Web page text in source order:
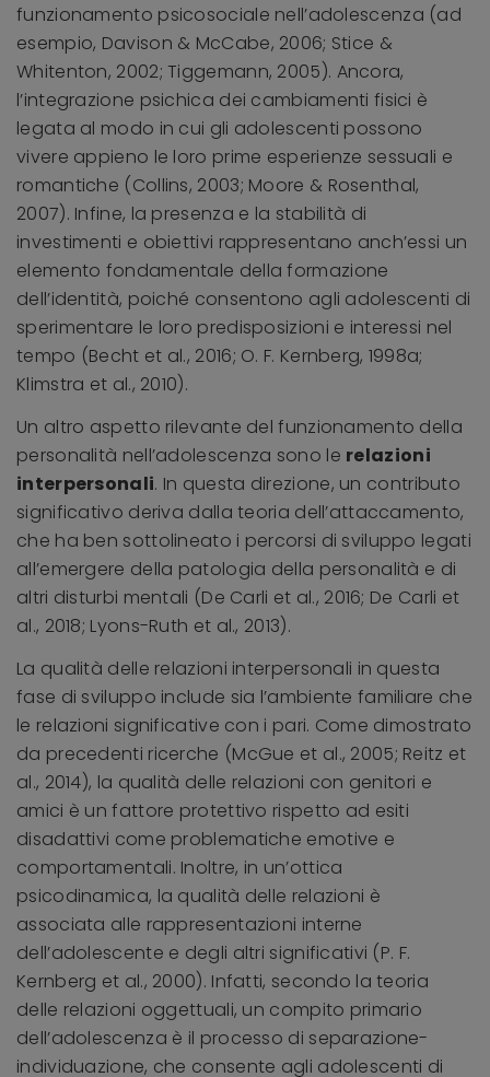
funzionamento psicosociale nell’adolescenza (ad
esempio, Davison & McCabe, 2006; Stice &
Whitenton, 2002; Tiggemann, 2005). Ancora,
l’integrazione psichica dei cambiamenti fisici è
legata al modo in cui gli adolescenti possono
vivere appieno le loro prime esperienze sessuali e
romantiche (Collins, 2003; Moore & Rosenthal,
2007). Infine, la presenza e la stabilità di
investimenti e obiettivi rappresentano anch’essi un
elemento fondamentale della formazione
dell’identità, poiché consentono agli adolescenti di
sperimentare le loro predisposizioni e interessi nel
tempo (Becht et al., 2016; O. F. Kernberg, 1998a;
Klimstra et al., 2010).
Un altro aspetto rilevante del funzionamento della
personalità nell’adolescenza sono le relazioni
interpersonali. In questa direzione, un contributo
significativo deriva dalla teoria dell’attaccamento,
che ha ben sottolineato i percorsi di sviluppo legati
all’emergere della patologia della personalità e di
altri disturbi mentali (De Carli et al., 2016; De Carli et
al., 2018; Lyons-Ruth et al., 2013).
La qualità delle relazioni interpersonali in questa
fase di sviluppo include sia l’ambiente familiare che
le relazioni significative con i pari. Come dimostrato
da precedenti ricerche (McGue et al., 2005; Reitz et
al., 2014), la qualità delle relazioni con genitori e
amici è un fattore protettivo rispetto ad esiti
disadattivi come problematiche emotive e
comportamentali. Inoltre, in un’ottica
psicodinamica, la qualità delle relazioni è
associata alle rappresentazioni interne
dell’adolescente e degli altri significativi (P. F.
Kernberg et al., 2000). Infatti, secondo la teoria
delle relazioni oggettuali, un compito primario
dell’adolescenza è il processo di separazione-
individuazione, che consente agli adolescenti di